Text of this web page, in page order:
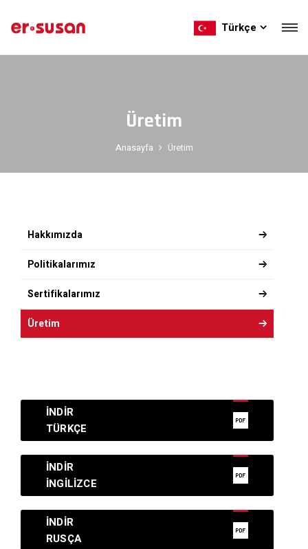
Türkçe
Üretim
Anasayfa Üretim
Hakkımızda
Politikalarımız
Sertifikalarımız
Üretim
İNDIR
TÜRKÇE
İNDIR
İNGILIZCE
İNDIR
RUSÇA